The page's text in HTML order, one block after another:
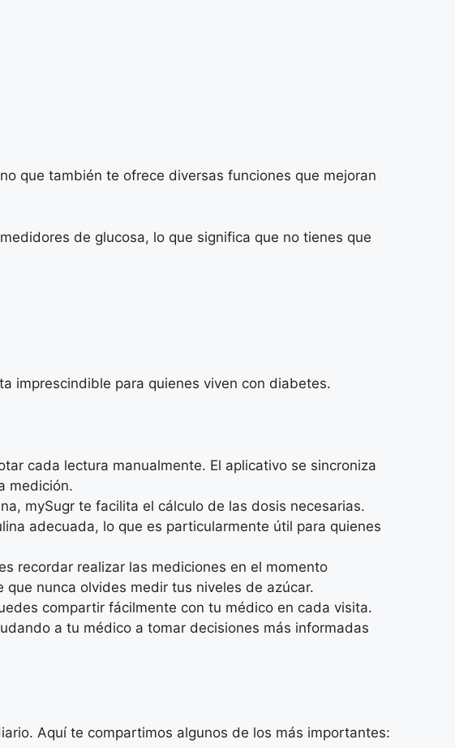
que también te ofrece diversas funciones que mejoran
de glucosa, lo que significa que no tienes que
imprescindible para quienes viven con diabetes.
cada lectura manualmente. El aplicativo se sincroniza
medición.
mySugr te facilita el cálculo de las dosis necesarias.
adecuada, lo que es particularmente útil para quienes
recordar realizar las mediciones en el momento
nunca olvides medir tus niveles de azúcar.
compartir fácilmente con tu médico en cada visita.
a tu médico a tomar decisiones más informadas
Aquí te compartimos algunos de los más importantes: